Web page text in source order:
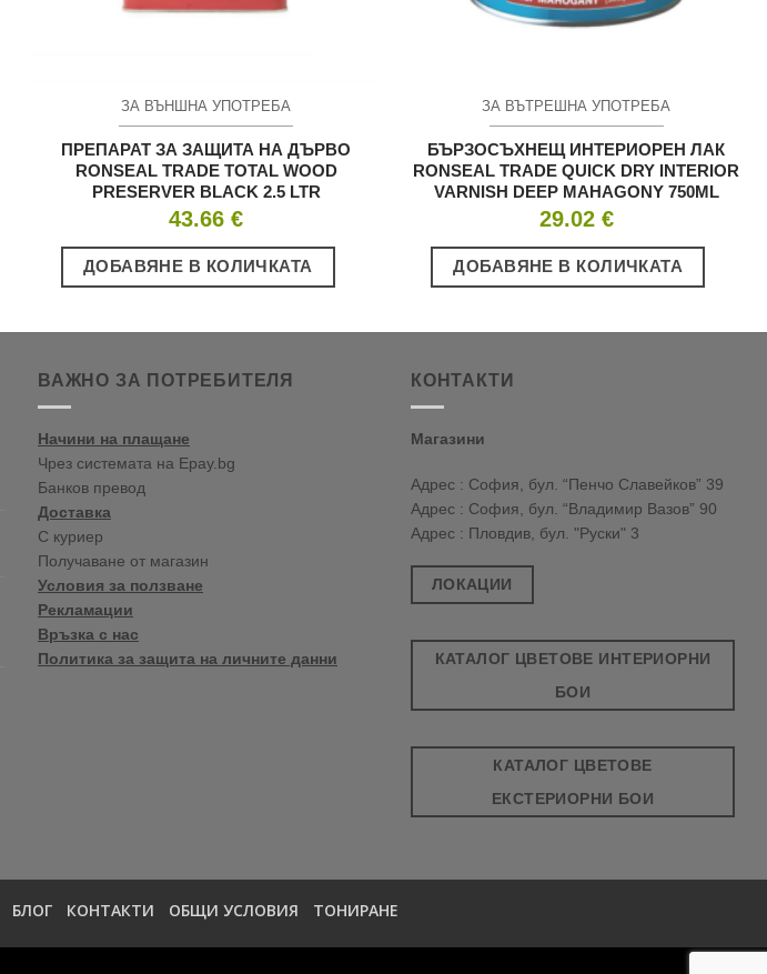
ЗА ВЪНШНА УПОТРЕБА
ПРЕПАРАТ ЗА ЗАЩИТА НА ДЪРВО
RONSEAL TRADE TOTAL WOOD
PRESERVER BLACK 2.5 LTR
43.66€
ДОБАВЯНЕ В КОЛИЧКАТА
ЗА ВЪТРЕШНА УПОТРЕБА
БЪРЗОСЪХНЕЩ ИНТЕРИОРЕН ЛАК
RONSEAL TRADE QUICK DRY INTERIOR
VARNISH DEEP MAHAGONY 750ML
29.02 €
ДОБАВЯНЕ В КОЛИЧКАТА
ВАЖНО ЗА ПОТРЕБИТЕЛЯ
Начини на плащане
Чрез системата на Epay.bg
Банков превод
Доставка
С куриер
Получаване от магазин
Условия за ползване
Рекламации
Връзка с нас
Политика за защита на личните данни
КОНТАКТИ
Магазини
Адрес : София, бул. “Пенчо Славейков” 39
Адрес : София, бул. “Владимир Вазов” 90
Адрес : Пловдив, бул. "Руски" 3
ЛОКАЦИИ
КАТАЛОГ ЦВЕТОВЕ ИНТЕРИОРНИ
БОИ
КАТАЛОГ ЦВЕТОВЕ
ЕКСТЕРИОРНИ БОИ
БЛОГ КОНТАКТИ ОБЩИ УСЛОВИЯ ТОНИРАНЕ